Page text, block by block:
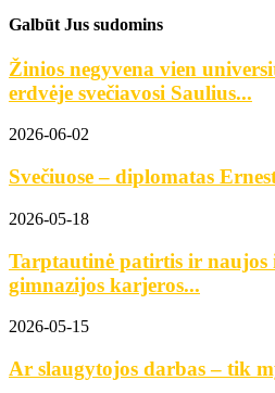
Galbūt Jus sudomins
Žinios negyvena vien
erdvėje svečiavosi Saulius...
2026-06-02
Svečiuose – diplomatas
2026-05-18
Tarptautinė patirtis ir naujos
gimnazijos karjeros...
2026-05-15
Ar slaugytojos darbas – tik